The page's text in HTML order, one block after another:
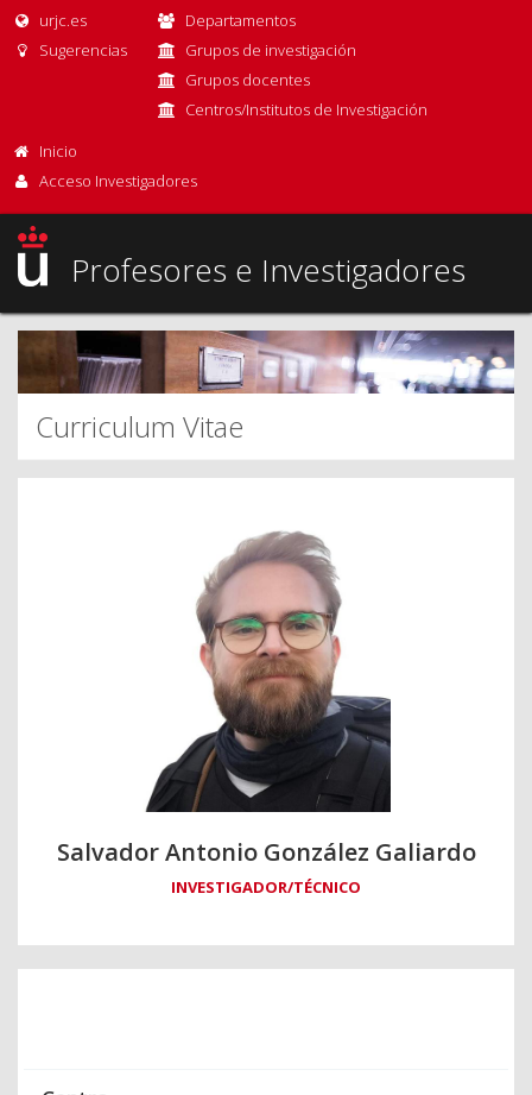
urjc.es
Sugerencias
Departamentos
Grupos de investigación
Grupos docentes
Centros/Institutos de Investigación
Inicio
Acceso Investigadores
Profesores e Investigadores
Curriculum Vitae
Salvador Antonio González Galiardo
INVESTIGADOR/TÉCNICO